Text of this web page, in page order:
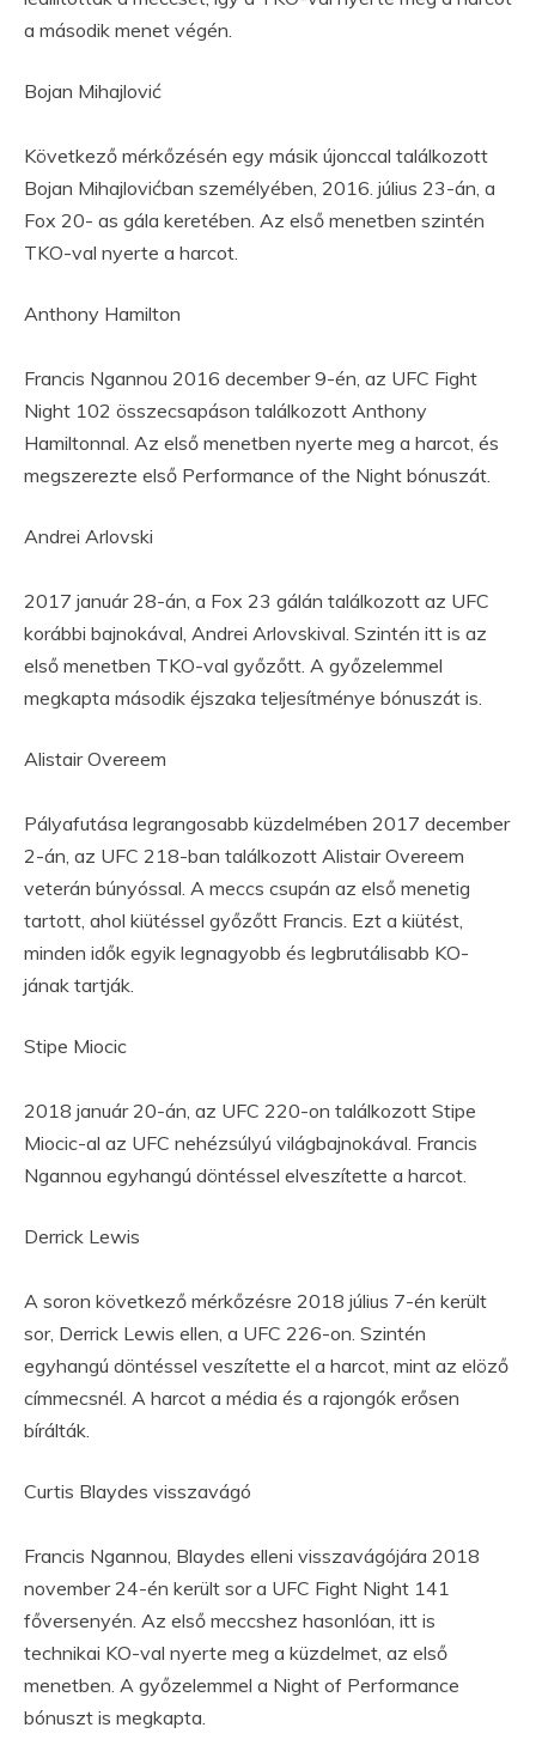
a második menet végén.
Bojan Mihajlović
Következő mérkőzésén egy másik újonccal találkozott
Bojan Mihajlovićban személyében, 2016. július 23-án, a
Fox 20- as gála keretében. Az első menetben szintén
TKO-val nyerte a harcot.
Anthony Hamilton
Francis Ngannou 2016 december 9-én, az UFC Fight
Night 102 összecsapáson találkozott Anthony
Hamiltonnal. Az első menetben nyerte meg a harcot, és
megszerezte első Performance of the Night bónuszát.
Andrei Arlovski
2017 január 28-án, a Fox 23 gálán találkozott az UFC
korábbi bajnokával, Andrei Arlovskival. Szintén itt is az
első menetben TKO-val győzőtt. A győzelemmel
megkapta második éjszaka teljesítménye bónuszát is.
Alistair Overeem
Pályafutása legrangosabb küzdelmében 2017 december
2-án, az UFC 218-ban találkozott Alistair Overeem
veterán búnyóssal. A meccs csupán az első menetig
tartott, ahol kiütéssel győzőtt Francis. Ezt a kiütést,
minden idők egyik legnagyobb és legbrutálisabb KO-
jának tartják.
Stipe Miocic
2018 január 20-án, az UFC 220-on találkozott Stipe
Miocic-al az UFC nehézsúlyú világbajnokával. Francis
Ngannou egyhangú döntéssel elveszítette a harcot.
Derrick Lewis
A soron következő mérkőzésre 2018 július 7-én került
sor, Derrick Lewis ellen, a UFC 226-on. Szintén
egyhangú döntéssel veszítette el a harcot, mint az elöző
címmecsnél. A harcot a média és a rajongók erősen
bírálták.
Curtis Blaydes visszavágó
Francis Ngannou, Blaydes elleni visszavágójára 2018
november 24-én került sor a UFC Fight Night 141
főversenyén. Az első meccshez hasonlóan, itt is
technikai KO-val nyerte meg a küzdelmet, az első
menetben. A győzelemmel a Night of Performance
bónuszt is megkapta.